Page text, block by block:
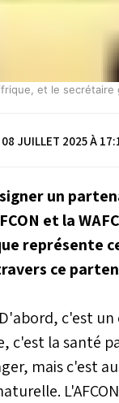
et le
08 JUILLET 2025 À
un
et la
représente
ce
D'abord, c'est un
c'est la santé
mais c'est